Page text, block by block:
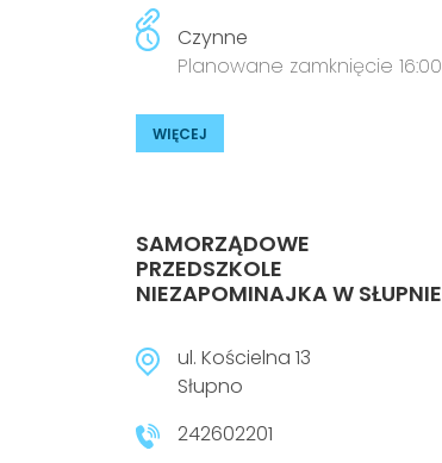
Czynne
Planowane zamknięcie 16:00
WIĘCEJ
SAMORZĄDOWE
PRZEDSZKOLE
NIEZAPOMINAJKA W SŁUPNIE
ul. Kościelna 13
Słupno
242602201